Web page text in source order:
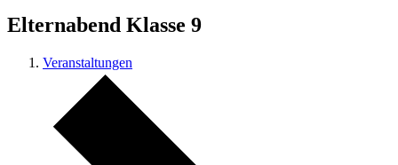
Elternabend Klasse 9
Veranstaltungen